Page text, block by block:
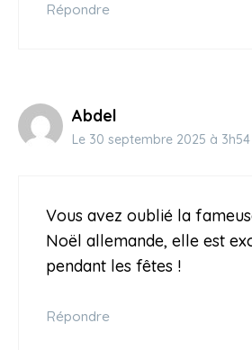
Répondre
Abdel
Le 30 septembre 2025 à 3h54
Vous avez oublié la
Noël allemande, elle est
pendant les fêtes !
Répondre